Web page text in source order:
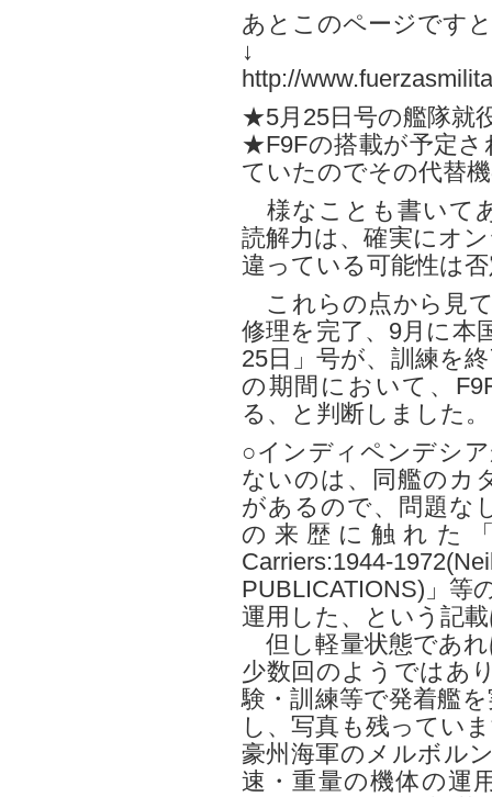
あとこのページですと
↓
http://
★5月25日号の艦隊就
★F9Fの搭載が予定さ
ていたのでその代替
様なことも書いて
読解力は、確実にオ
違っている可能性は
これらの点から見
修理を完了、9月に本
25日」号が、訓練を
の期間において、
る、と判断しました。
○インディペンデシ
ないのは、同艦のカ
があるので、問題な
の来歴に触れた「
Carriers:1944-
PUBLICATIONS)」等
運用した、という記
但し軽量状態であ
少数回のようではあ
験・訓練等で発着艦
し、写真も残ってい
豪州海軍のメルボル
速・重量の機体の運